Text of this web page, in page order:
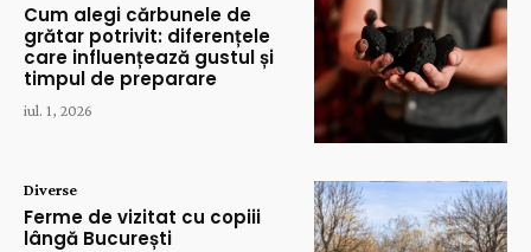
Cum alegi cărbunele de
grătar potrivit: diferențele
care influențează gustul și
timpul de preparare
iul. 1, 2026
Diverse
Ferme de vizitat cu copiii
lângă București